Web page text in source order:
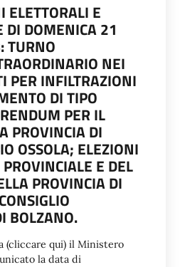
ELETTORALI E
DI DOMENICA 21
TURNO
NEI
PER INFILTRAZIONI
DI TIPO
PER IL
PROVINCIA DI
OSSOLA; ELEZIONI
E DEL
PROVINCIA DI
BOLZANO.
(cliccare qui) il Ministero
la data di